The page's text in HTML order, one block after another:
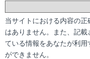
当サイトにおける内容の
はありません。また、記
ている情報をあなたが利
ができません。